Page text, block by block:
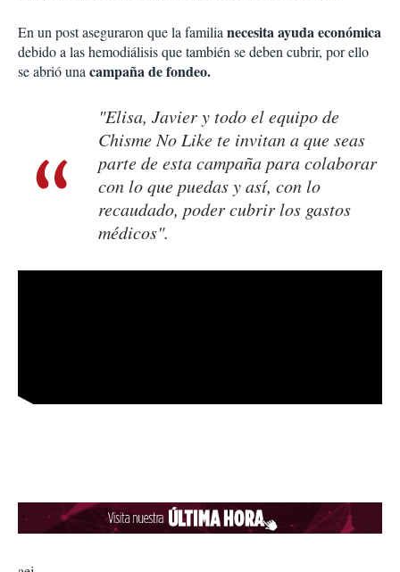
En un post aseguraron que la familianecesita ayuda económica
debido a las hemodiálisis que también se deben cubrir, por ello
se abrió unacampaña de fondeo.
"Elisa, Javier y todo el equipo de
Chisme No Like te invitan a que seas
parte de esta campaña para colaborar
con lo que puedas y así, con lo
recaudado, poder cubrir los gastos
médicos".